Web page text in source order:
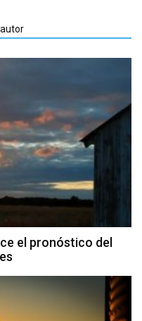
el pronóstico del